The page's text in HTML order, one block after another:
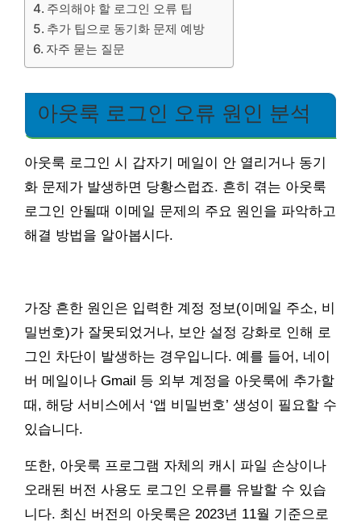
주의해야 할 로그인 오류 팁
추가 팁으로 동기화 문제 예방
자주 묻는 질문
아웃룩 로그인 오류 원인 분석
아웃룩 로그인 시 갑자기 메일이 안 열리거나 동기
화 문제가 발생하면 당황스럽죠. 흔히 겪는 아웃룩
로그인 안될때 이메일 문제의 주요 원인을 파악하고
해결 방법을 알아봅시다.
가장 흔한 원인은 입력한 계정 정보(이메일 주소, 비
밀번호)가 잘못되었거나, 보안 설정 강화로 인해 로
그인 차단이 발생하는 경우입니다. 예를 들어, 네이
버 메일이나 Gmail 등 외부 계정을 아웃룩에 추가할
때, 해당 서비스에서 ‘앱 비밀번호’ 생성이 필요할 수
있습니다.
또한, 아웃룩 프로그램 자체의 캐시 파일 손상이나
오래된 버전 사용도 로그인 오류를 유발할 수 있습
니다. 최신 버전의 아웃룩은 2023년 11월 기준으로